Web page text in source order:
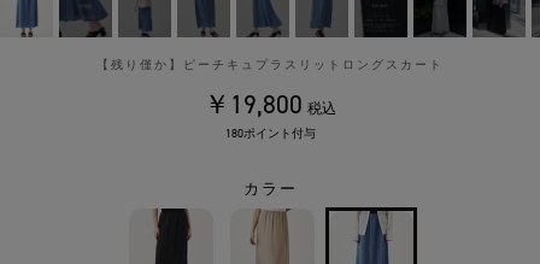
【残り僅か】ピーチキュプラスリットロングスカート
￥19,800 税込
180ポイント付与
カラー